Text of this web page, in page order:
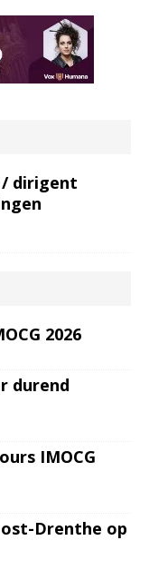
/ dirigent
2026
durend
IMOCG
Drenthe op